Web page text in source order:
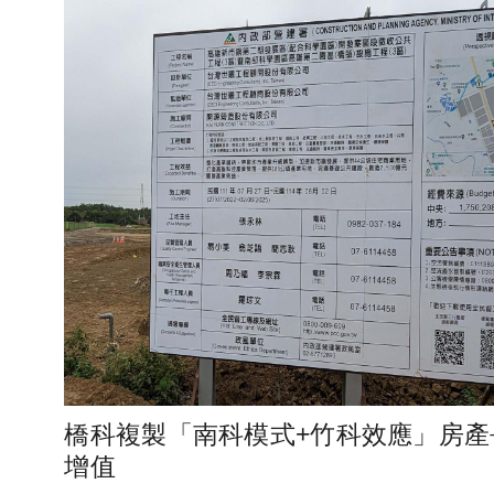
橋科複製「南科模式+竹科效應」房
增值